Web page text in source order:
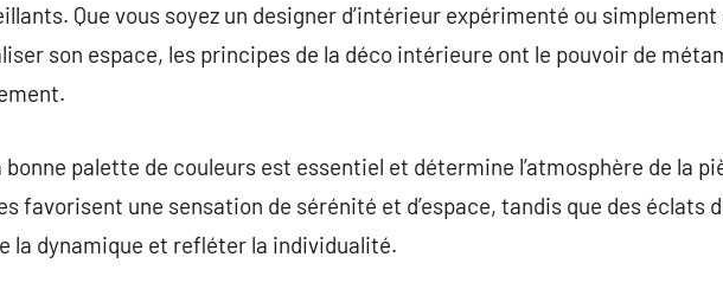
Que vous soyez un designer d’intérieur expérimenté ou simplement
son espace, les principes de la déco intérieure ont le pouvoir de
bonne palette de couleurs est essentiel et détermine l’atmosphère de la
favorisent une sensation de sérénité et d’espace, tandis que des éclats
la dynamique et refléter la individualité.